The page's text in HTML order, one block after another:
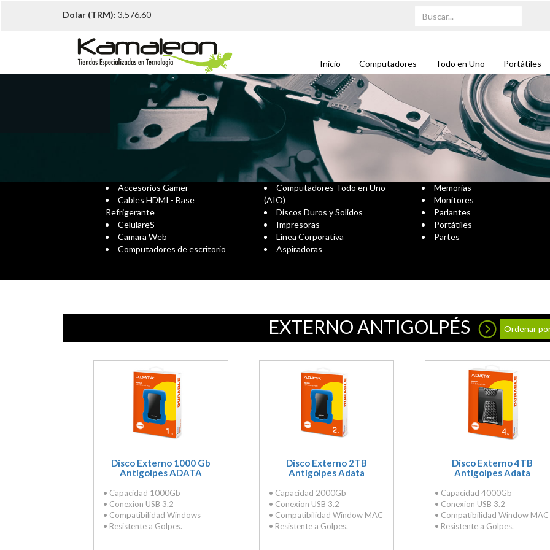
Dolar (TRM): 3,576.60
Inicio Computadores Todo en Uno Portátiles
Accesorios Gamer
Cables HDMI - Base
Refrigerante
CelulareS
Camara Web
Computadores de escritorio
Computadores Todo en Uno
(AIO)
Discos Duros y Solidos
Impresoras
Linea Corporativa
Aspiradoras
Memorias
Monitores
Parlantes
Portátiles
Partes
EXTERNO ANTIGOLPÉS Ordenar
Disco Externo 1000 Gb
Antigolpes ADATA
• Capacidad 1000Gb
• Conexion USB 3.2
• Compatibilidad Windows
• Resistente a Golpes.
Disco Externo 2TB
Antigolpes Adata
• Capacidad 2000Gb
• Conexion USB 3.2
• Compatibilidad Window MAC
• Resistente a Golpes.
Disco Externo 4TB
Antigolpes Adata
• Capacidad 4000Gb
• Conexion USB 3.2
• Compatibilidad Window MAC
• Resistente a Golpes.